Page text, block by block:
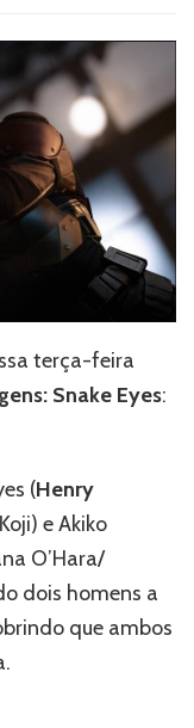
terça-feira
Snake Eyes:
(Henry
e Akiko
O’Hara/
dois homens a
que ambos